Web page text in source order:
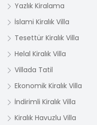
Yazlık Kiralama
İslami Kiralık Villa
Tesettür Kiralık Villa
Helal Kiralık Villa
Villada Tatil
Ekonomik Kiralık Villa
İndirimli Kiralık Villa
Kiralık Havuzlu Villa